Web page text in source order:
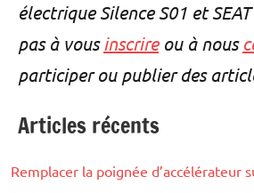
électrique Silence S01 et
pas à vousinscrireou à nous
participer ou publier des
Articles récents
Remplacer la poignée d’accélérateur